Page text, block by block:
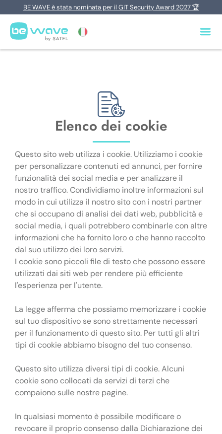
BE WAVE è stata nominata per il GIT Security Award 2027 🏆
Elenco dei cookie
Questo sito web utilizza i cookie. Utilizziamo i cookie
per personalizzare contenuti ed annunci, per fornire
funzionalità dei social media e per analizzare il
nostro traffico. Condividiamo inoltre informazioni sul
modo in cui utilizza il nostro sito con i nostri partner
che si occupano di analisi dei dati web, pubblicità e
social media, i quali potrebbero combinarle con altre
informazioni che ha fornito loro o che hanno raccolto
dal suo utilizzo dei loro servizi.
I cookie sono piccoli file di testo che possono essere
utilizzati dai siti web per rendere più efficiente
l'esperienza per l'utente.
La legge afferma che possiamo memorizzare i cookie
sul tuo dispositivo se sono strettamente necessari
per il funzionamento di questo sito. Per tutti gli altri
tipi di cookie abbiamo bisogno del tuo consenso.
Questo sito utilizza diversi tipi di cookie. Alcuni
cookie sono collocati da servizi di terzi che
compaiono sulle nostre pagine.
In qualsiasi momento è possibile modificare o
revocare il proprio consenso dalla Dichiarazione dei